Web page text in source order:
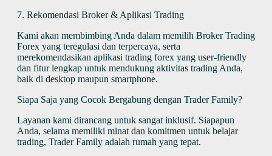
7. Rekomendasi Broker & Aplikasi Trading
Kami akan membimbing Anda dalam memilih Broker Trading
Forex yang teregulasi dan terpercaya, serta
merekomendasikan aplikasi trading forex yang user-friendly
dan fitur lengkap untuk mendukung aktivitas trading Anda,
baik di desktop maupun smartphone.
Siapa Saja yang Cocok Bergabung dengan Trader Family?
Layanan kami dirancang untuk sangat inklusif. Siapapun
Anda, selama memiliki minat dan komitmen untuk belajar
trading, Trader Family adalah rumah yang tepat.